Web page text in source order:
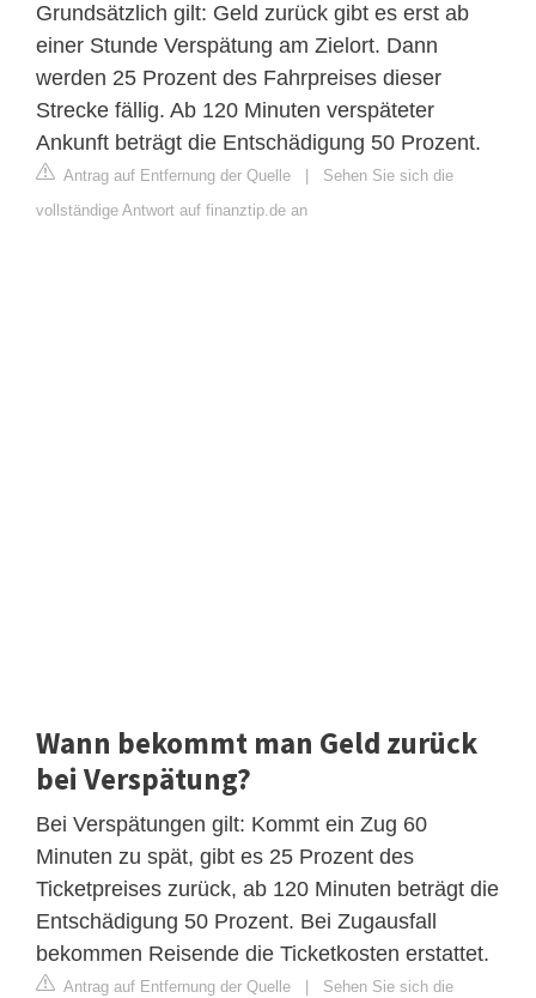
Grundsätzlich gilt: Geld zurück gibt es erst ab
einer Stunde Verspätung am Zielort. Dann
werden 25 Prozent des Fahrpreises dieser
Strecke fällig. Ab 120 Minuten verspäteter
Ankunft beträgt die Entschädigung 50 Prozent.
Antrag auf Entfernung der Quelle
Sehen Sie sich die
vollständige Antwort auf finanztip.de an
Wann bekommt man Geld zurück
bei Verspätung?
Bei Verspätungen gilt: Kommt ein Zug 60
Minuten zu spät, gibt es 25 Prozent des
Ticketpreises zurück, ab 120 Minuten beträgt die
Entschädigung 50 Prozent. Bei Zugausfall
bekommen Reisende die Ticketkosten erstattet.
Antrag auf Entfernung der Quelle
Sehen Sie sich die